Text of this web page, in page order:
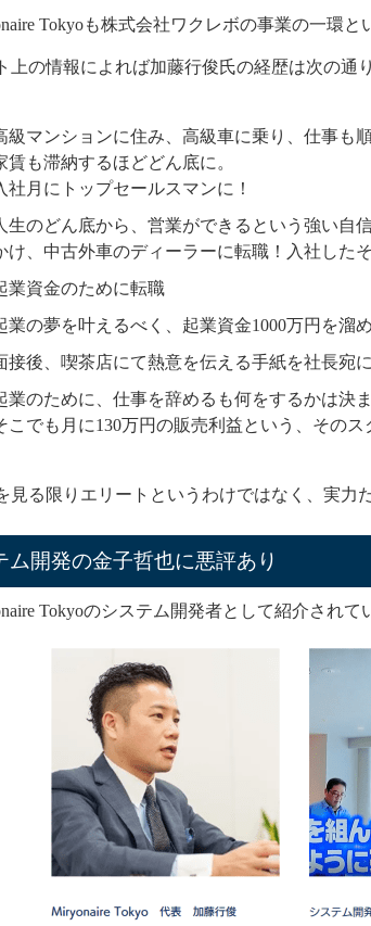
Tokyoも株式会社ワクレボの事業の一環と
上の情報によれば加藤行俊氏の経歴は次の通
級マンションに住み、高級車に乗り、仕事も
賃も滞納するほどどん底に。
社月にトップセールスマンに！
生のどん底から、営業ができるという強い自
け、中古外車のディーラーに転職！入社した
業資金のために転職
業の夢を叶えるべく、起業資金1000万円を溜
接後、喫茶店にて熱意を伝える手紙を社長宛
業のために、仕事を辞めるも何をするかは決
こでも月に130万円の販売利益という、その
見る限りエリートというわけではなく、実力
ム開発の金子哲也に悪評あり
Tokyoのシステム開発者として紹介されて